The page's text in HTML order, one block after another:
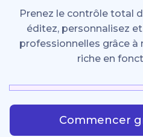
Prenez le contrôle total
éditez, personnalisez
professionnelles grâce
riche en
Commencer